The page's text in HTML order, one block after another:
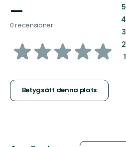
—
0 recensioner
av
stjärnor
Betygsätt denna plats
5:
4:
3:
2:
1: